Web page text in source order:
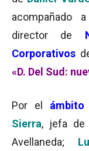
director de
Corporativos
«D. Del Sud:
Por el ámbito
Sierra, jefa de
Avellaneda;